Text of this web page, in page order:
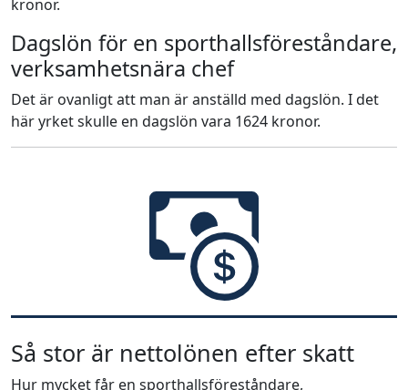
kronor.
Dagslön för en sporthallsföreståndare,
verksamhetsnära chef
Det är ovanligt att man är anställd med dagslön. I det
här yrket skulle en dagslön vara 1624 kronor.
Så stor är nettolönen efter skatt
Hur mycket får en sporthallsföreståndare,